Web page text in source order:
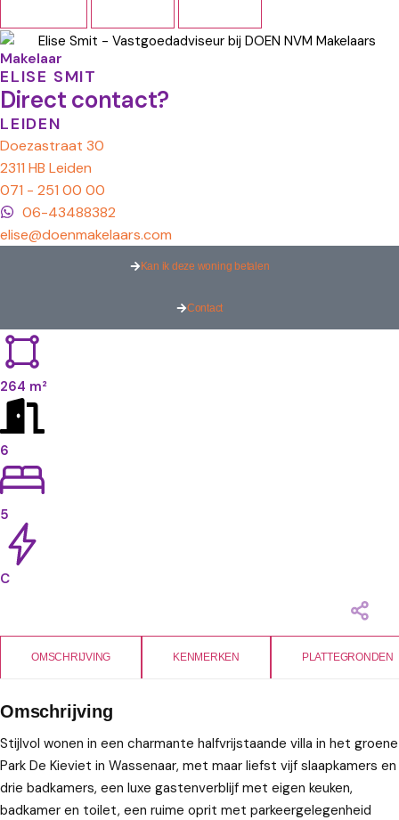
Makelaar
ELISE SMIT
Direct contact?
LEIDEN
Doezastraat 30
2311 HB Leiden
071 - 251 00 00
06-43488382
elise@doenmakelaars.com
Kan ik deze woning betalen
Contact
264 m²
6
5
C
OMSCHRIJVING KENMERKEN PLATTEGRONDEN
Omschrijving
Stijlvol wonen in een charmante halfvrijstaande villa in het groene
Park De Kieviet in Wassenaar, met maar liefst vijf slaapkamers en
drie badkamers, een luxe gastenverblijf met eigen keuken,
badkamer en toilet, een ruime oprit met parkeergelegenheid